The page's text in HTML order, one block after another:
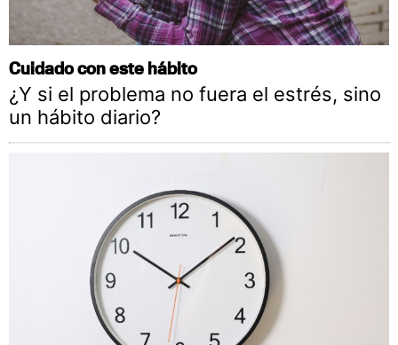
Cuidado con este hábito
¿Y si el problema no fuera el estrés, sino
un hábito diario?